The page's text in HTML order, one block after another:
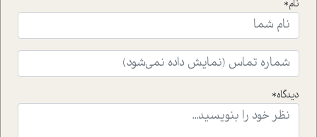
ای که به زندگی شگفت انگیز جین گودال و تاثیرات کاوش های
ایشان در حوزه ی شامپانزه ها بر زندگی امروزی ما نگاهی
افکنده است.فصل اتاق 333 شما را پای صحبت یک تجربه ی
واقعی در ارتباط با اختلال شخصیت اسکزوئید و مشکلات و نیز
راهکارهای حل آن قرار می دهد که در اتاق درمان اتفاق افتاده
موثرترین راهکارهای استفاده از هوش مصنوعی در حوزه های
نام*
دیدگاه*